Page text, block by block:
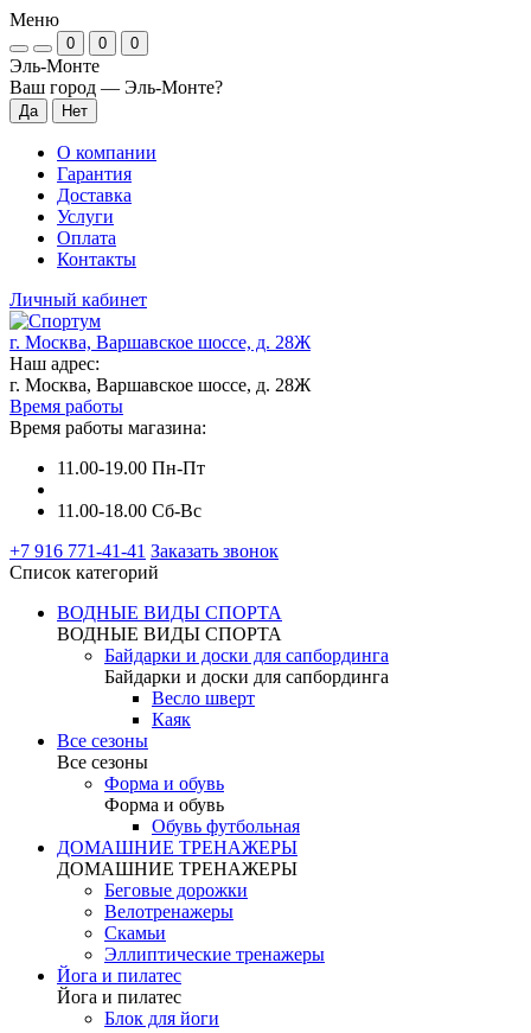
Меню
0 0 0
Эль-Монте
Ваш город — Эль-Монте?
О компании
Гарантия
Доставка
Услуги
Оплата
Контакты
Личный кабинет
г. Москва, Варшавское шоссе, д. 28Ж
Наш адрес:
г. Москва, Варшавское шоссе, д. 28Ж
Время работы
Время работы магазина:
11.00-19.00 Пн-Пт
11.00-18.00 Сб-Вс
+7 916 771-41-41 Заказать звонок
Список категорий
ВОДНЫЕ ВИДЫ СПОРТА
ВОДНЫЕ ВИДЫ СПОРТА
Байдарки и доски для сапбординга
Байдарки и доски для сапбординга
Весло шверт
Каяк
Все сезоны
Все сезоны
Форма и обувь
Форма и обувь
Обувь футбольная
ДОМАШНИЕ ТРЕНАЖЕРЫ
ДОМАШНИЕ ТРЕНАЖЕРЫ
Беговые дорожки
Велотренажеры
Скамьи
Эллиптические тренажеры
Йога и пилатес
Йога и пилатес
Блок для йоги